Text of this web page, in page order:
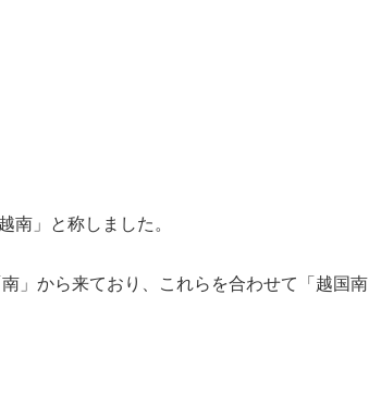
南」と称しました。
」から来ており、これらを合わせて「越国南